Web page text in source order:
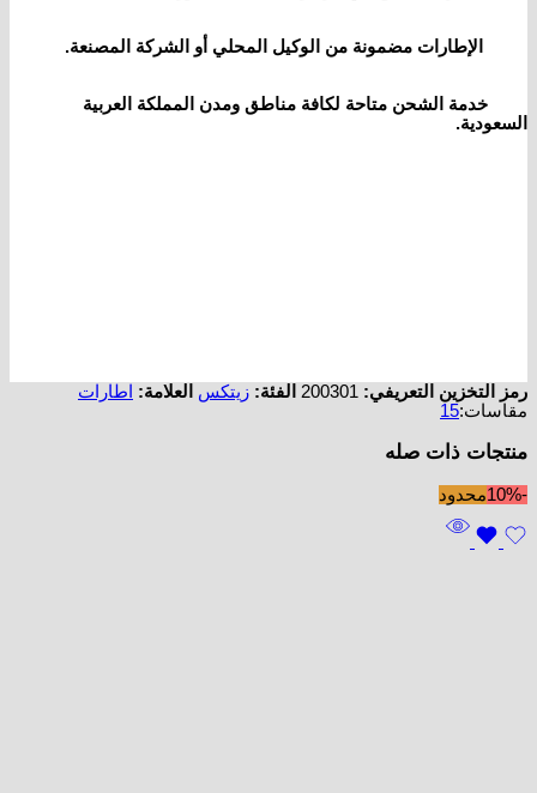
الإطارات مضمونة من الوكيل المحلي أو الشركة المصنعة.
خدمة الشحن متاحة لكافة مناطق ومدن المملكة العربية
السعودية.
رمز التخزين التعريفي: 200301 الفئة: زيتكس العلامة: اطارات
مقاسات:15
منتجات ذات صله
-10% محدود